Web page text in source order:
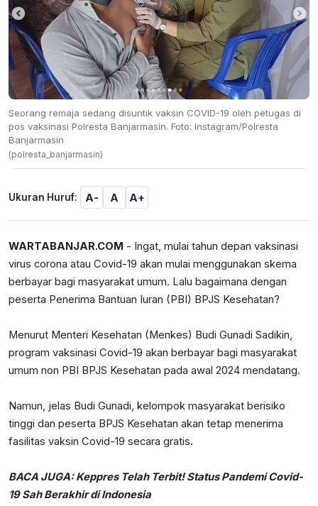
Seorang remaja sedang disuntik vaksin COVID-19 oleh petugas di
pos vaksinasi Polresta Banjarmasin. Foto: Instagram/Polresta
Banjarmasin
(polresta_banjarmasin)
Ukuran Huruf: A- A A+
WARTABANJAR.COM - Ingat, mulai tahun depan vaksinasi
virus corona atau Covid-19 akan mulai menggunakan skema
berbayar bagi masyarakat umum. Lalu bagaimana dengan
peserta Penerima Bantuan Iuran (PBI) BPJS Kesehatan?
Menurut Menteri Kesehatan (Menkes) Budi Gunadi Sadikin,
program vaksinasi Covid-19 akan berbayar bagi masyarakat
umum non PBI BPJS Kesehatan pada awal 2024 mendatang.
Namun, jelas Budi Gunadi, kelompok masyarakat berisiko
tinggi dan peserta BPJS Kesehatan akan tetap menerima
fasilitas vaksin Covid-19 secara gratis.
BACA JUGA:Keppres Telah Terbit! Status Pandemi Covid-
19 Sah Berakhir di Indonesia